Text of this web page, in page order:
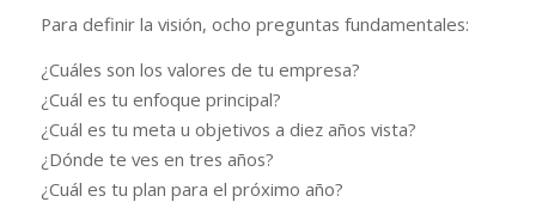
Para definir la visión, ocho preguntas fundamentales:
¿Cuáles son los valores de tu empresa?
¿Cuál es tu enfoque principal?
¿Cuál es tu meta u objetivos a diez años vista?
¿Dónde te ves en tres años?
¿Cuál es tu plan para el próximo año?